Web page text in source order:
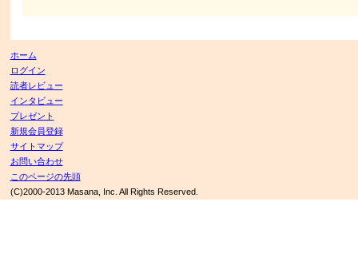
ホーム
ログイン
読者レビュー
インタビュー
プレゼント
新規会員登録
サイトマップ
お問い合わせ
このページの先頭
(C)2000-2013 Masana, Inc. All Rights Reserved.